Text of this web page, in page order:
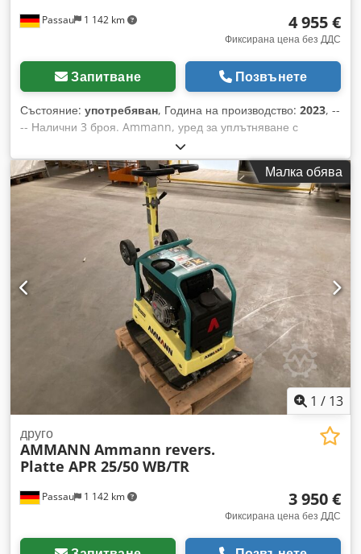
Passau 1 142 km 4 955 €
Фиксирана цена без ДДС
Запитване Позвънете
Състояние: употребяван, Година на производство: 2023, --
-- Налични 3 броя. Ammann, уред за уплътняване с
обратен ход, модел APR 40/60 Инв. номер: 100563147
Dodpfezkzzbex Adxekr Година на производство: 2023
Ammann, уред за уплътняване с обратен ход, модел APR
40/60 Инв. номер: 100563148 Година на производство:
2023 Данни: Двигател: Hatz / дизел Тегло на машината: 284
кг Ширина на уплътняване: 600 мм
Малка обява
1 / 13
Passau 1 142 km
друго
AMMANN Ammann revers.
Platte APR 25/50 WB/TR
3 950 €
Фиксирана цена без ДДС